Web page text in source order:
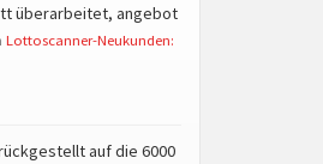
überarbeitet, angebot
Lottoscanner-Neukunden:
auf die 6000